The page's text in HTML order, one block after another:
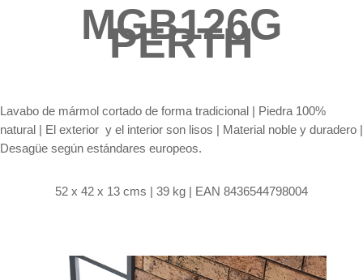
MGB126G
PERTH
Lavabo de mármol cortado de forma tradicional | Piedra 100%
natural | El exterior y el interior son lisos | Material noble y duradero |
Desagüe según estándares europeos.
52 x 42 x 13 cms | 39 kg | EAN 8436544798004